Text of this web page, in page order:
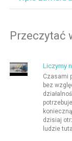
Przeczytać
Liczymy
Czasami
bez
dzisiaj
ludzie